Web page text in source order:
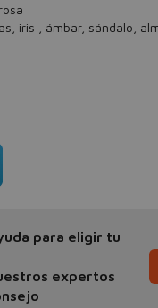
iris , ámbar, sándalo,
para eligir tu
expertos